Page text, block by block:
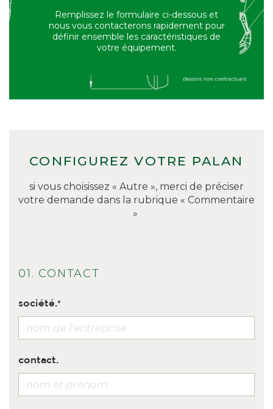
Remplissez le formulaire ci-dessous et
nous vous contacterons rapidement pour
définir ensemble les caractéristiques de
votre équipement.
CONFIGUREZ VOTRE PALAN
si vous choisissez « Autre », merci de préciser
votre demande dans la rubrique « Commentaire
»
01. CONTACT
société.
contact.